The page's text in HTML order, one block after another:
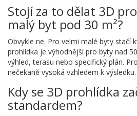
Stojí za to dělat 3D
malý byt pod 30 m²?
Obvykle ne. Pro velmi malé byty stačí
prohlídka je výhodnější pro byty nad
výhled, terasu nebo specifický plán.
nečekaně vysoká vzhledem k výsledku.
Kdy se 3D prohlídka
standardem?